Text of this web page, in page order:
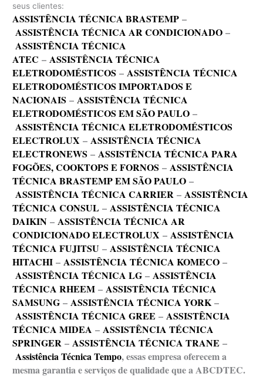
seus clientes:
ASSISTÊNCIA TÉCNICA BRASTEMP –
ASSISTÊNCIA TÉCNICA AR CONDICIONADO –
ASSISTÊNCIA TÉCNICA
ATEC –ASSISTÊNCIA TÉCNICA
ELETRODOMÉSTICOS –ASSISTÊNCIA TÉCNICA
ELETRODOMÉSTICOS IMPORTADOS E
NACIONAIS –ASSISTÊNCIA TÉCNICA
ELETRODOMÉSTICOS EM SÃO PAULO –
ASSISTÊNCIA TÉCNICA ELETRODOMÉSTICOS
ELECTROLUX –ASSISTÊNCIA TÉCNICA
ELECTRONEWS –ASSISTÊNCIA TÉCNICA PARA
FOGÕES, COOKTOPS E FORNOS –ASSISTÊNCIA
TÉCNICA BRASTEMP EM SÃO PAULO –
ASSISTÊNCIA TÉCNICA CARRIER –ASSISTÊNCIA
TÉCNICA CONSUL –ASSISTÊNCIA TÉCNICA
DAIKIN –ASSISTÊNCIA TÉCNICA AR
CONDICIONADO ELECTROLUX –ASSISTÊNCIA
TÉCNICA FUJITSU –ASSISTÊNCIA TÉCNICA
HITACHI –ASSISTÊNCIA TÉCNICA KOMECO –
ASSISTÊNCIA TÉCNICA LG –ASSISTÊNCIA
TÉCNICA RHEEM –ASSISTÊNCIA TÉCNICA
SAMSUNG –ASSISTÊNCIA TÉCNICA YORK–
ASSISTÊNCIA TÉCNICA GREE –ASSISTÊNCIA
TÉCNICA MIDEA –ASSISTÊNCIA TÉCNICA
SPRINGER –ASSISTÊNCIA TÉCNICA TRANE –
Assistência Técnica Tempo, essas empresa oferecem a
mesma garantia e serviços de qualidade que a ABCDTEC.